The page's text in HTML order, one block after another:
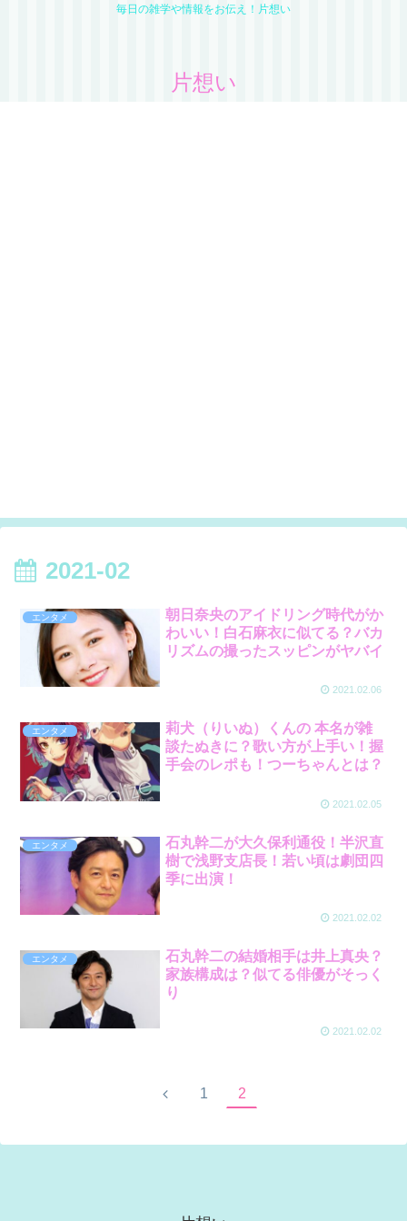
毎日の雑学や情報をお伝え！片想い
片想い
2021-02
エンタメ
朝日奈央のアイドリング時代がか
わいい！白石麻衣に似てる？バカ
リズムの撮ったスッピンがヤバイ
2021.02.06
エンタメ
莉犬（りいぬ）くんの 本名が雑
談たぬきに？歌い方が上手い！握
手会のレポも！つーちゃんとは？
2021.02.05
エンタメ
石丸幹二が大久保利通役！半沢直
樹で浅野支店長！若い頃は劇団四
季に出演！
2021.02.02
エンタメ
石丸幹二の結婚相手は井上真央？
家族構成は？似てる俳優がそっく
り
2021.02.02
1 2